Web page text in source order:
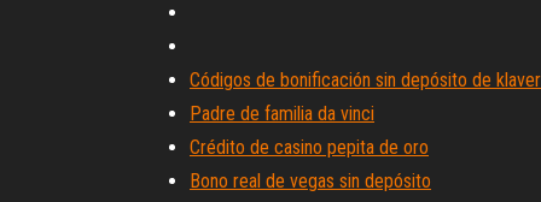
Códigos de bonificación sin depósito de
Padre de familia da vinci
Crédito de casino pepita de oro
Bono real de vegas sin depósito